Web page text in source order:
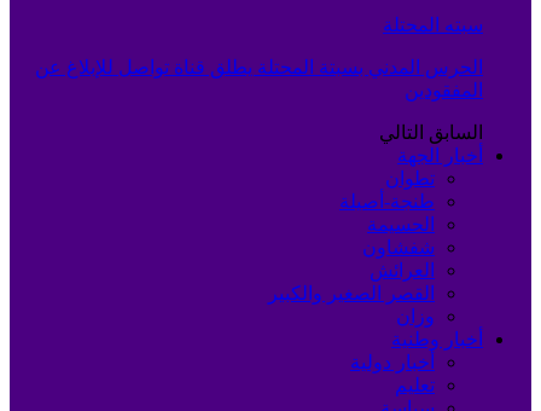
سبته المحتلة
الحرس المدني بسبتة المحتلة يطلق قناة تواصل للإبلاغ عن
المفقودين
السابق التالي
أخبار الجهة
تطوان
طنجة-أصيلة
الحسيمة
شفشاون
العرائش
القصر الصغير والكبير
وزان
أخبار وطنية
أخبار دولية
تعليم